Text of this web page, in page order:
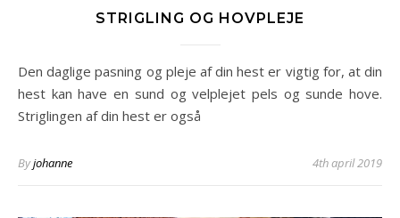
STRIGLING OG HOVPLEJE
Den daglige pasning og pleje af din hest er vigtig for, at din
hest kan have en sund og velplejet pels og sunde hove.
Striglingen af din hest er også
Byjohanne 4th april 2019